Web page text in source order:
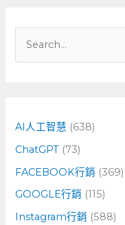
字
:
AI人工智慧 (638)
ChatGPT (73)
FACEBOOK行銷 (369)
GOOGLE行銷 (115)
Instagram行銷 (588)